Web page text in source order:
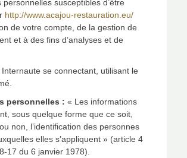
susceptibles d’être
http://www.acajou-restauration.eu/
de votre compte, de la gestion de
et à des fins d’analyses et de
Internaute se connectant, utilisant le
personnelles : « Les informations
sous quelque forme que ce soit,
non, l’identification des personnes
elles s’appliquent » (article 4
17 du 6 janvier 1978).